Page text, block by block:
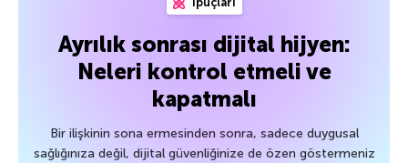
Ayrılık sonrası dijital hijyen:
Neleri kontrol etmeli ve
kapatmalı
Bir ilişkinin sona ermesinden sonra, sadece duygusal
sağlığınıza değil, dijital güvenliğinize de özen göstermeniz